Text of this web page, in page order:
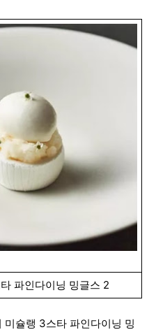
파인다이닝 밍글스 2
슐랭 3스타 파인다이닝 밍